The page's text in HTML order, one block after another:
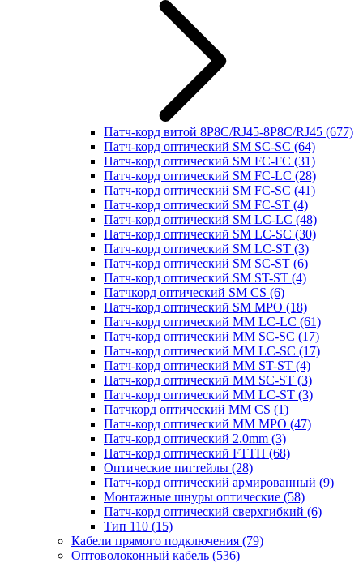
Патч-корд витой 8P8C/RJ45-8P8C/RJ45 (677)
Патч-корд оптический SM SC-SC (64)
Патч-корд оптический SM FC-FC (31)
Патч-корд оптический SM FC-LC (28)
Патч-корд оптический SM FC-SC (41)
Патч-корд оптический SM FC-ST (4)
Патч-корд оптический SM LC-LC (48)
Патч-корд оптический SM LC-SC (30)
Патч-корд оптический SM LC-ST (3)
Патч-корд оптический SM SC-ST (6)
Патч-корд оптический SM ST-ST (4)
Патчкорд оптический SM CS (6)
Патч-корд оптический SM MPO (18)
Патч-корд оптический MM LC-LC (61)
Патч-корд оптический MM SC-SC (17)
Патч-корд оптический MM LC-SC (17)
Патч-корд оптический MM ST-ST (4)
Патч-корд оптический MM SC-ST (3)
Патч-корд оптический MM LC-ST (3)
Патчкорд оптический MM CS (1)
Патч-корд оптический MM MPO (47)
Патч-корд оптический 2.0mm (3)
Патч-корд оптический FTTH (68)
Оптические пигтейлы (28)
Патч-корд оптический армированный (9)
Монтажные шнуры оптические (58)
Патч-корд оптический сверхгибкий (6)
Тип 110 (15)
Кабели прямого подключения (79)
Оптоволоконный кабель (536)